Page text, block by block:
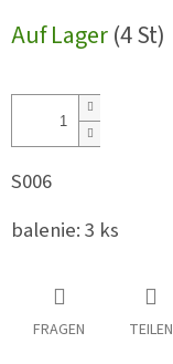
Auf Lager(4 St)
S006
balenie: 3 ks
FRAGEN TEILEN